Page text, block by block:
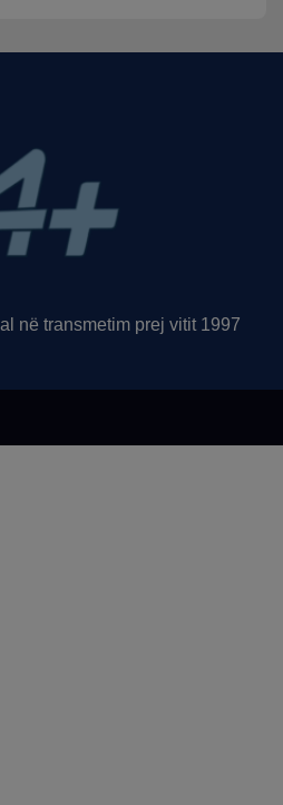
në transmetim prej vitit 1997